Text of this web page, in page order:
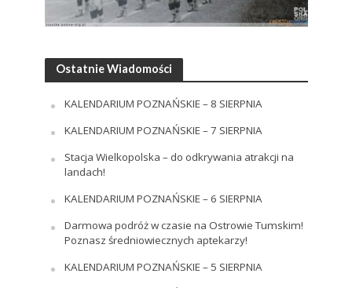
Ostatnie Wiadomości
KALENDARIUM POZNAŃSKIE – 8 SIERPNIA
KALENDARIUM POZNAŃSKIE – 7 SIERPNIA
Stacja Wielkopolska – do odkrywania atrakcji na
landach!
KALENDARIUM POZNAŃSKIE – 6 SIERPNIA
Darmowa podróż w czasie na Ostrowie Tumskim!
Poznasz średniowiecznych aptekarzy!
KALENDARIUM POZNAŃSKIE – 5 SIERPNIA